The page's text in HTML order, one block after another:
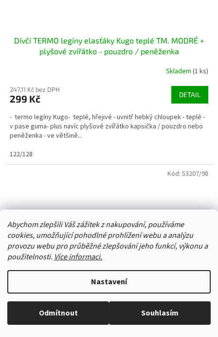
Abychom zlepšili Váš zážitek z nakupování, používáme
cookies, umožňující pohodlné prohlížení webu a analýzu
provozu webu pro průběžné zlepšování jeho funkcí, výkonu a
použitelnosti. Více informaci.
Nastavení
Odmítnout Souhlasím
Dívčí TERMO legíny elasťáky Kugo teplé TM. MODRÉ +
plyšové zvířátko - pouzdro / peněženka
Skladem (1 ks)
247,11 Kč bez DPH
299 Kč DETAIL
- termo legíny Kugo- teplé, hřejivé - uvnitř hebký chloupek - teplé -
v pase guma- plus navíc plyšové zvířátko kapsička / pouzdro nebo
peněženka - ve většině...
122/128
Kód: 53207/98